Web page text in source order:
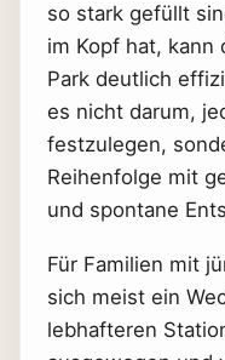
so stark gefüllt
im Kopf hat, kann
Park deutlich
es nicht darum,
festzulegen,
Reihenfolge mit
und spontane
Für Familien mit
sich meist ein
lebhafteren